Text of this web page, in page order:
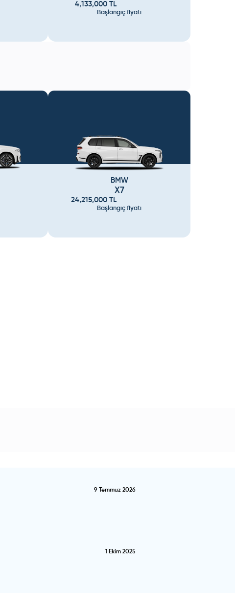
4,133,000TL
Başlangıç fiyatı
BMW
X7
24,215,000TL
Başlangıç fiyatı
9 Temmuz 2026
1 Ekim 2025